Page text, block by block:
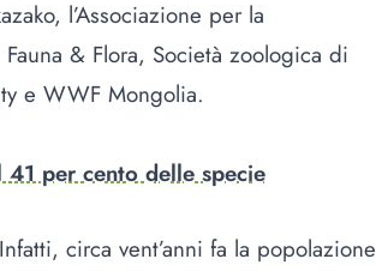
l’Associazione per la
& Flora, Società zoologica di
e WWF Mongolia.
per cento delle specie
circa vent’anni fa la popolazione